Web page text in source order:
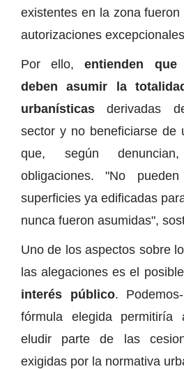
existentes en la zona
autorizaciones
Por ello,entienden
deben asumir la
urbanísticasderivadas
sector y no beneficiarse de
que, según
obligaciones. "No
superficies ya edificadas
nunca fueron asumidas",
Uno de los aspectos sobre
las alegaciones es el posible
interés público.
fórmula elegida permitiría
eludir parte de las
exigidas por la normativa